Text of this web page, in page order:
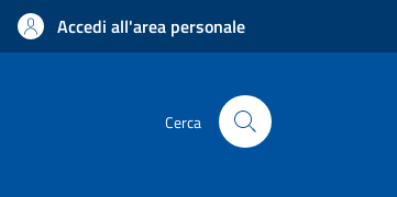
Accedi all'area personale
Cerca